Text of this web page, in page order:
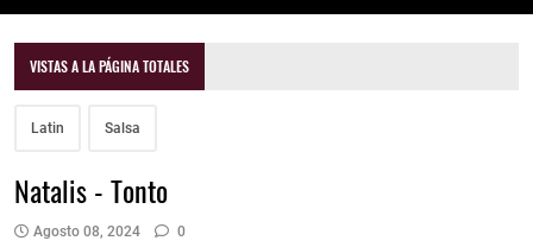
VISTAS A LA PÁGINA TOTALES
Latin Salsa
Natalis - Tonto
Agosto 08, 2024 0